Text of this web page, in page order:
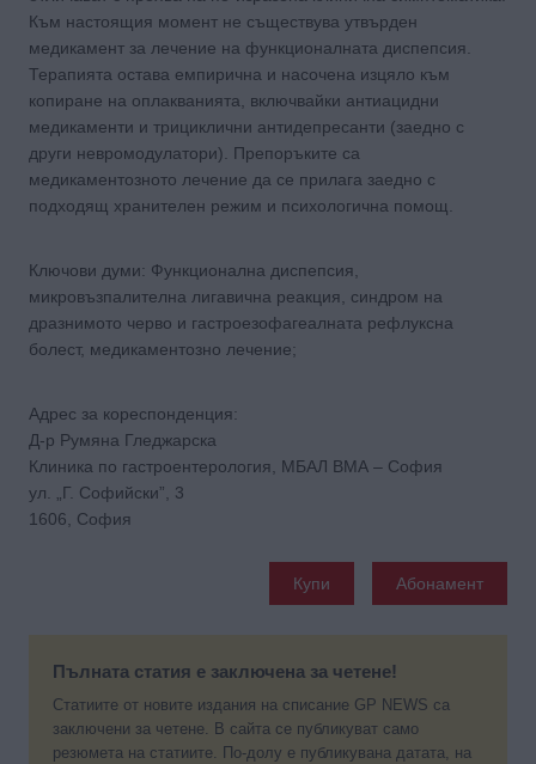
Към настоящия момент не съществува утвърден
медикамент за лечение на функционалната диспепсия.
Терапията остава емпирична и насочена изцяло към
копиране на оплакванията, включвайки антиацидни
медикаменти и трициклични антидепресанти (заедно с
други невромодулатори). Препоръките са
медикаментозното лечение да се прилага заедно с
подходящ хранителен режим и психологична помощ.
Ключови думи: Функционална диспепсия,
микровъзпалителна лигавична реакция, синдром на
дразнимото черво и гастроезофагеалната рефлуксна
болест, медикаментозно лечение;
Адрес за кореспонденция:
Д-р Румяна Гледжарскa
Клиника по гастроентерология, МБАЛ ВМА – София
ул. „Г. Софийски”, 3
1606, София
Купи Абонамент
Пълната статия е заключена за четене!
Статиите от новите издания на списание GP NEWS са
заключени за четене. В сайта се публикуват само
резюмета на статиите. По-долу е публикувана датата, на